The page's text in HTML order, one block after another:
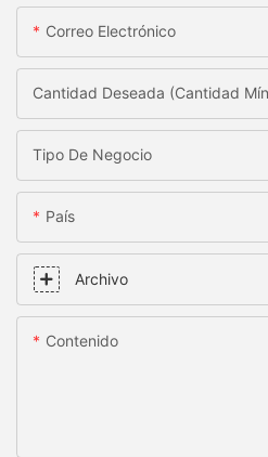
Correo Electrónico
Cantidad Deseada (Cantidad
Tipo De Negocio
País
Archivo
Contenido